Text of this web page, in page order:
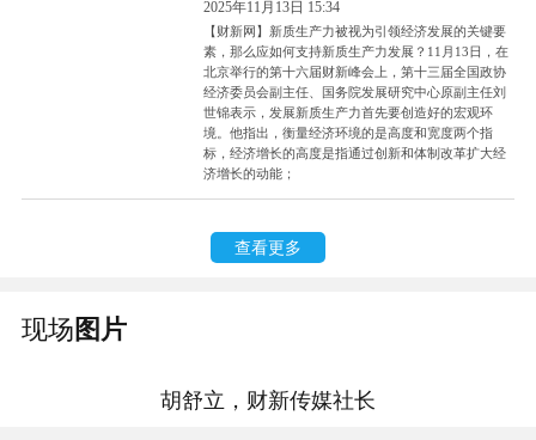
2025年11月13日 15:34
【财新网】新质生产力被视为引领经济发展的关键要
素，那么应如何支持新质生产力发展？11月13日，在
北京举行的第十六届财新峰会上，第十三届全国政协
经济委员会副主任、国务院发展研究中心原副主任刘
世锦表示，发展新质生产力首先要创造好的宏观环
境。他指出，衡量经济环境的是高度和宽度两个指
标，经济增长的高度是指通过创新和体制改革扩大经
济增长的动能；
查看更多
现场 图片
胡舒立，财新传媒社长